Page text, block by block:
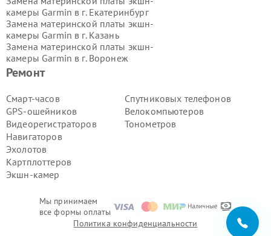
Мы принимаем
все формы оплаты
Ремонт
Смарт-часов
GPS-ошейников
Видеорегистраторов
Навигаторов
Эхолотов
Картплоттеров
Экшн-камер
Спутниковых телефонов
Велокомпьютеров
Тонометров
камеры Garmin в г. Екатеринбург
Замена материнской платы экшн-
камеры Garmin в г. Казань
Замена материнской платы экшн-
камеры Garmin в г. Воронеж
Замена материнской платы экшн-
камеры Garmin в г.
камеры Garmin в г.
Замена материнской платы экшн-
камеры Garmin в г.Пермь
Замена материнской платы экшн-
камеры Garmin в г.
Замена материнской платы экшн-
камеры Garmin в г.
Замена материнской платы экшн-
камеры Garmin в г.
Замена материнской платы экшн-
камеры Garmin в г.Тюмень
Замена материнской платы экшн-
Политика конфиденциальности